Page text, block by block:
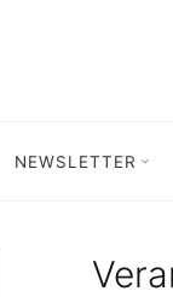
NEWSLETTER